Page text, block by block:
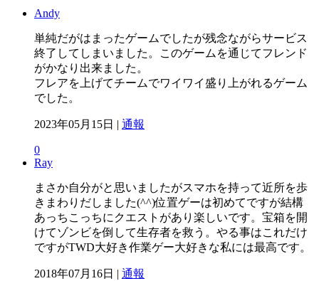
Andy
単純だがはまったゲームでしたが残念ながらサービス
終了してしまいました。このゲームを通じてフレンド
がかなり出来ました。
フレアを上げてチームでワイワイ盛り上がれるゲーム
でした。
2023年05月15日 | 通報
0
Ray
まさか自分がと思いましたがスマホを持って近所を歩
きまわりだしました(^^)位置ゲーは初めてですが結構
あっちこっちにクエストがあり楽しいです。宝箱を開
けてゾンビを倒して生存者を救う。やる事はこれだけ
ですがTWD大好き作業ゲー大好きな私には最高です。
2018年07月16日 | 通報